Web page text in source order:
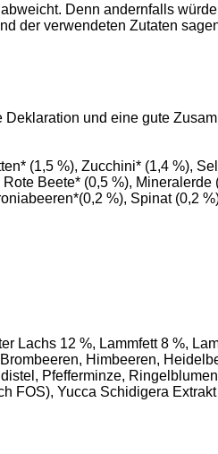
Denn andernfalls
der verwendeten Zutaten
und eine gute
(1,5 %), Zucchini* (1,4 %),
Beete* (0,5 %),
%), Spinat (0,2
Lachs 12 %, Lammfett 8 %,
Himbeeren,
Pfefferminze,
FOS), Yucca Schidigera Extrakt